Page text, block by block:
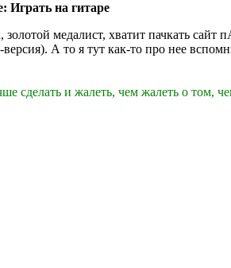
Играть на гитаре
золотой медалист, хватит пачкать сайт
версия). А то я тут как-то про нее
сделать и жалеть, чем жалеть о том,